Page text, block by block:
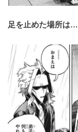
足を止めた場所は…